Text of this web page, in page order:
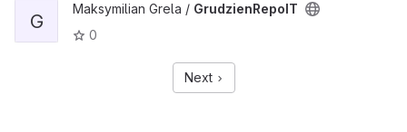
G
Maksymilian Grela / GrudzienRepoIT
0
Next